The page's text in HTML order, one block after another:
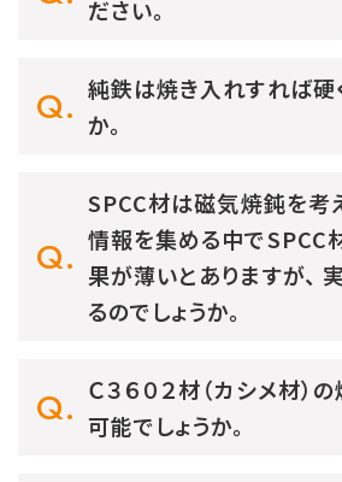
ださい。
純鉄は焼き入れすれば硬
か。
SPCC材は磁気焼鈍を考
情報を集める中でSPCC
果が薄いとありますが、
るのでしょうか。
Ｃ３６０２材（カシメ材）
可能でしょうか。